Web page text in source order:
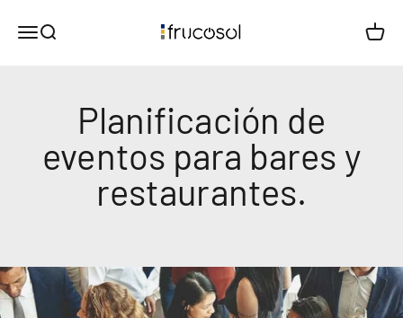
MenúBuscar Comercial Frucosol SL Carrito
Planificación de
eventos para bares y
restaurantes.